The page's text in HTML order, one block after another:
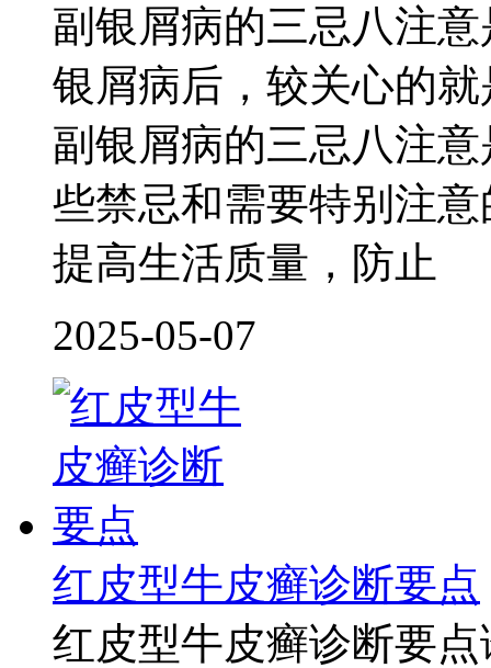
副银屑病的三忌八注
银屑病后，较关心的
副银屑病的三忌八注
些禁忌和需要特别注
提高生活质量，防止
2025-05-07
红皮型牛皮癣诊断要点
红皮型牛皮癣诊断要